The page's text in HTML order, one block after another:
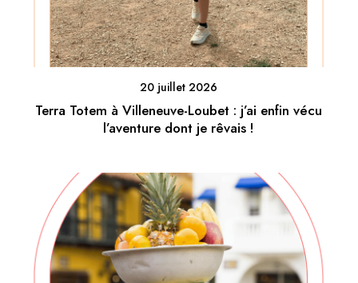
20 juillet 2026
Terra Totem à Villeneuve-Loubet : j’ai enfin vécu
l’aventure dont je rêvais !